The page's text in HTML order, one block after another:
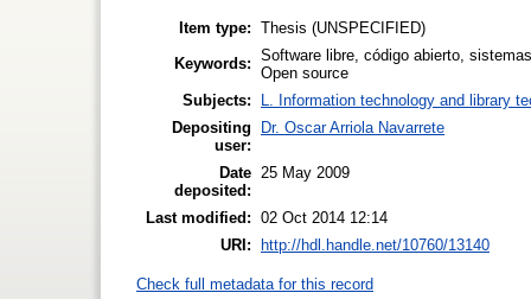
Item type: Thesis (UNSPECIFIED)
Keywords: Software libre, código abierto,
Open source
Subjects:
L. Information technology and library
Depositing
user:
Dr. Oscar Arriola Navarrete
Date
deposited:
25 May 2009
Last modified: 02 Oct 2014 12:14
URI:
http://hdl.handle.net/10760/13140
Check full metadata for this record